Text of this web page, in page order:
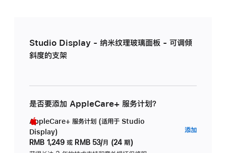
Studio Display - 纳米纹理玻璃面板 - 可调倾
斜度的支架
是否要添加 AppleCare+ 服务计划？
AppleCare+ 服务计划 (适用于 Studio
Display)
RMB 1,249 或 RMB 53/月 (24 期)
添加